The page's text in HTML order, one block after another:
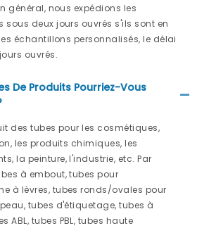
général, nous expédions les
sous deux jours ouvrés s'ils sont en
échantillons personnalisés, le délai
ouvrés.
De Produits Pourriez-Vous
des tubes pour les cosmétiques,
les produits chimiques, les
la peinture, l'industrie, etc. Par
à embout, tubes pour
à lèvres, tubes ronds/ovales pour
tubes d'étiquetage, tubes à
ABL, tubes PBL, tubes haute